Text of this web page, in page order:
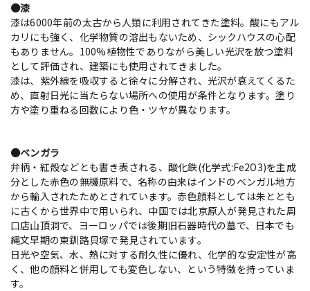
●漆
漆は6000年前の太古から人類に利用されてきた塗料。酸にもアル
カリにも強く、化学物質の溶出もないため、シックハウスの心配
もありません。100%植物性でありながら美しい光沢を放つ塗料
として評価され、建築にも使用されてきました。
漆は、紫外線を吸収すると徐々に分解され、光沢が衰えてくるた
め、直射日光に当たらない場所への使用が条件となります。塗り
方や塗り重ねる回数により色・ツヤが異なります。
●ベンガラ
弁柄・紅殻などとも書き表される、酸化鉄(化学式:Fe2O3)を主成
分とした赤色の無機原料で、名称の由来はインドのベンガル地方
から輸入されたためとされています。赤色顔料としては朱ととも
に古くから世界中で用いられ、中国では北京原人が発見された周
口店山頂洞で、ヨーロッパでは後期旧石器時代の墓で、日本でも
縄文早期の東釧路貝塚で発見されています。
日光や空気、水、熱に対する耐久性に優れ、化学的な安定性が高
く、他の顔料と併用しても変色しない、という特徴を持っていま
す。